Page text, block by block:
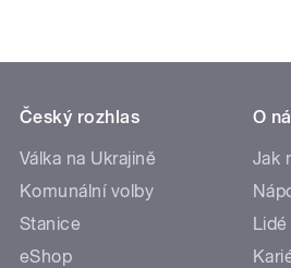
Český rozhlas
Válka na Ukrajině
Komunální volby
Stanice
eShop
O
Jak
Lidé